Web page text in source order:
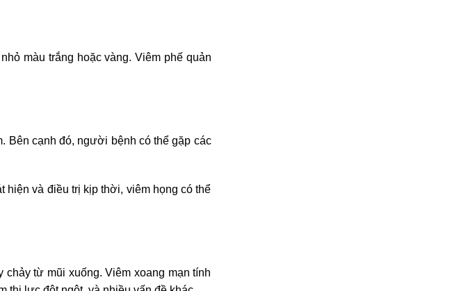
màu trắng hoặc vàng. Viêm phế quản
Bên cạnh đó, người bệnh có thể gặp các
và điều trị kịp thời, viêm họng có thể
từ mũi xuống. Viêm xoang mạn tính